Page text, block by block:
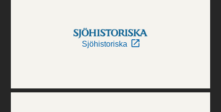
Sjöhistoriska